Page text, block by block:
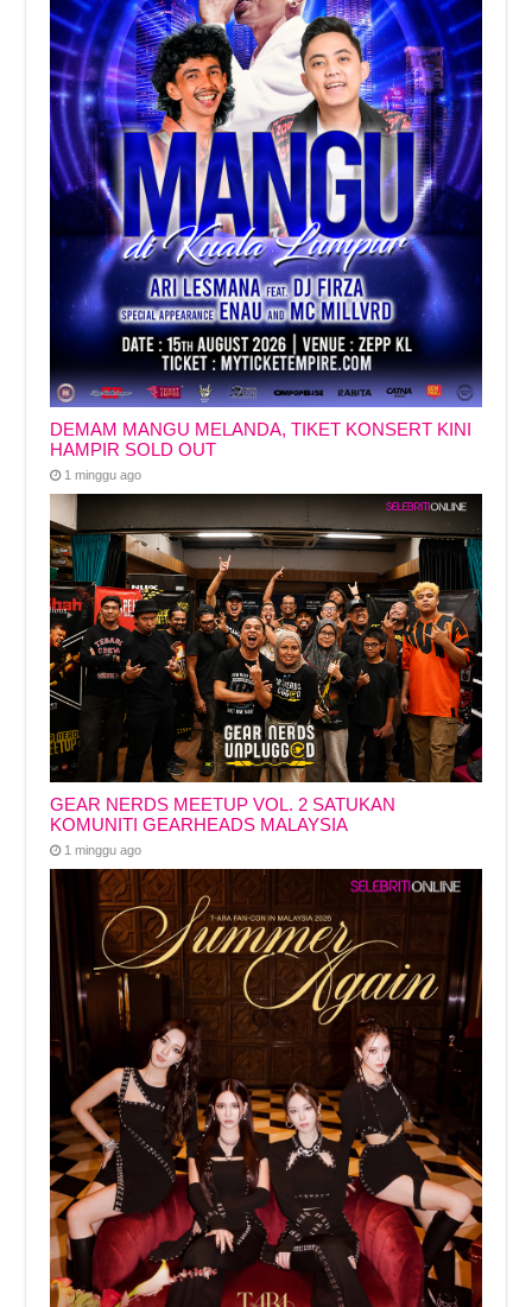
DEMAM MANGU MELANDA, TIKET KONSERT KINI
HAMPIR SOLD OUT
1 minggu ago
GEAR NERDS MEETUP VOL. 2 SATUKAN
KOMUNITI GEARHEADS MALAYSIA
1 minggu ago